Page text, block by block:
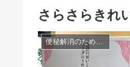
さらさらきれ
便秘解消のためのお茶